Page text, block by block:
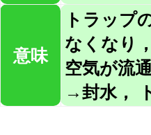
意味
トラップ
なくなり
空気が流
→封水，